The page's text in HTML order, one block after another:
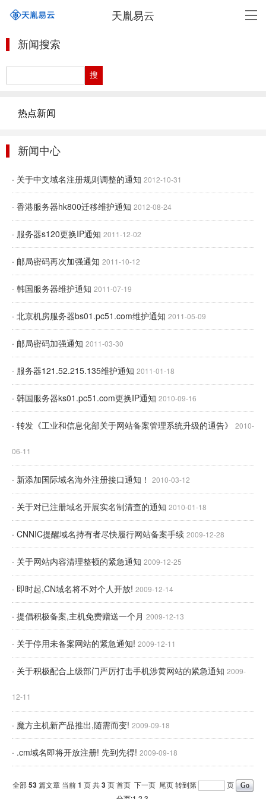
天胤易云
新闻搜索
热点新闻
新闻中心
· 关于中文域名注册规则调整的通知 2012-10-31
· 香港服务器hk800迁移维护通知 2012-08-24
· 服务器s120更换IP通知 2011-12-02
· 邮局密码再次加强通知 2011-10-12
· 韩国服务器维护通知 2011-07-19
· 北京机房服务器bs01.pc51.com维护通知 2011-05-09
· 邮局密码加强通知 2011-03-30
· 服务器121.52.215.135维护通知 2011-01-18
· 韩国服务器ks01.pc51.com更换IP通知 2010-09-16
· 转发《工业和信息化部关于网站备案管理系统升级的通告》 2010-
06-11
· 新添加国际域名海外注册接口通知！ 2010-03-12
· 关于对已注册域名开展实名制清查的通知 2010-01-18
· CNNIC提醒域名持有者尽快履行网站备案手续 2009-12-28
· 关于网站内容清理整顿的紧急通知 2009-12-25
· 即时起,CN域名将不对个人开放! 2009-12-14
· 提倡积极备案,主机免费赠送一个月 2009-12-13
· 关于停用未备案网站的紧急通知! 2009-12-11
· 关于积极配合上级部门严厉打击手机涉黄网站的紧急通知 2009-
12-11
· 魔方主机新产品推出,随需而变! 2009-09-18
· .cm域名即将开放注册! 先到先得! 2009-09-18
全部53篇文章 当前1 页 共3页首页 下一页 尾页转到第
页